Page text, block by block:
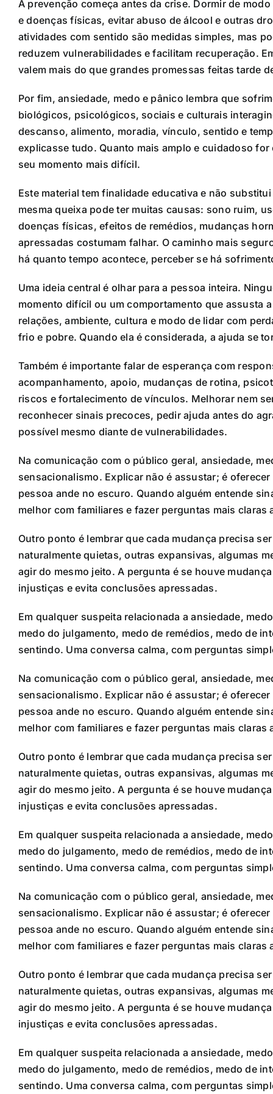
A prevenção começa antes da crise. Dormir de
e doenças físicas, evitar abuso de álcool e outras
atividades com sentido são medidas simples, mas
reduzem vulnerabilidades e facilitam recuperação.
valem mais do que grandes promessas feitas tarde
Por fim, ansiedade, medo e pânico lembra que
biológicos, psicológicos, sociais e culturais
descanso, alimento, moradia, vínculo, sentido e
explicasse tudo. Quanto mais amplo e cuidadoso
seu momento mais difícil.
Este material tem finalidade educativa e não
mesma queixa pode ter muitas causas: sono ruim,
doenças físicas, efeitos de remédios, mudanças
apressadas costumam falhar. O caminho mais
há quanto tempo acontece, perceber se há
Uma ideia central é olhar para a pessoa inteira.
momento difícil ou um comportamento que assusta
relações, ambiente, cultura e modo de lidar com
frio e pobre. Quando ela é considerada, a ajuda se
Também é importante falar de esperança com
acompanhamento, apoio, mudanças de rotina,
riscos e fortalecimento de vínculos. Melhorar nem
reconhecer sinais precoces, pedir ajuda antes do
possível mesmo diante de vulnerabilidades.
Na comunicação com o público geral, ansiedade,
sensacionalismo. Explicar não é assustar; é
pessoa ande no escuro. Quando alguém entende
melhor com familiares e fazer perguntas mais claras
Outro ponto é lembrar que cada mudança precisa
naturalmente quietas, outras expansivas, algumas
agir do mesmo jeito. A pergunta é se houve
injustiças e evita conclusões apressadas.
Em qualquer suspeita relacionada a ansiedade,
medo do julgamento, medo de remédios, medo de
sentindo. Uma conversa calma, com perguntas
Na comunicação com o público geral, ansiedade,
sensacionalismo. Explicar não é assustar; é
pessoa ande no escuro. Quando alguém entende
melhor com familiares e fazer perguntas mais claras
Outro ponto é lembrar que cada mudança precisa
naturalmente quietas, outras expansivas, algumas
agir do mesmo jeito. A pergunta é se houve
injustiças e evita conclusões apressadas.
Em qualquer suspeita relacionada a ansiedade,
medo do julgamento, medo de remédios, medo de
sentindo. Uma conversa calma, com perguntas
Na comunicação com o público geral, ansiedade,
sensacionalismo. Explicar não é assustar; é
pessoa ande no escuro. Quando alguém entende
melhor com familiares e fazer perguntas mais claras
Outro ponto é lembrar que cada mudança precisa
naturalmente quietas, outras expansivas, algumas
agir do mesmo jeito. A pergunta é se houve
injustiças e evita conclusões apressadas.
Em qualquer suspeita relacionada a ansiedade,
medo do julgamento, medo de remédios, medo de
sentindo. Uma conversa calma, com perguntas